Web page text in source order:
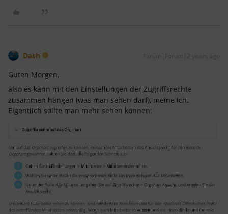
Dash Forum|Forum|2 years ago
Guten Morgen,
also es kann mit den Einstellungen der Zugriffsrechte
zusammen hängen (was man sehen darf), meine ich.
Eigentlich sollte man mehr sehen können: